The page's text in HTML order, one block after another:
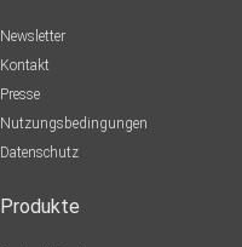
Newsletter
Kontakt
Presse
Nutzungsbedingungen
Datenschutz
Produkte